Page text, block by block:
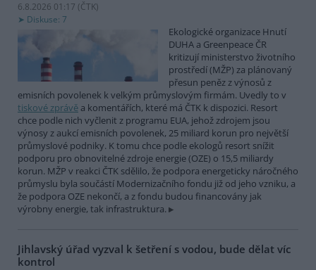
6.8.2026 01:17 (ČTK)
Diskuse: 7
Ekologické organizace Hnutí
DUHA a Greenpeace ČR
kritizují ministerstvo životního
prostředí (MŽP) za plánovaný
přesun peněz z výnosů z
emisních povolenek k velkým průmyslovým firmám. Uvedly to v
tiskové zprávě a komentářích, které má ČTK k dispozici. Resort
chce podle nich vyčlenit z programu EUA, jehož zdrojem jsou
výnosy z aukcí emisních povolenek, 25 miliard korun pro největší
průmyslové podniky. K tomu chce podle ekologů resort snížit
podporu pro obnovitelné zdroje energie (OZE) o 15,5 miliardy
korun. MŽP v reakci ČTK sdělilo, že podpora energeticky náročného
průmyslu byla součástí Modernizačního fondu již od jeho vzniku, a
že podpora OZE nekončí, a z fondu budou financovány jak
výrobny energie, tak infrastruktura.
Jihlavský úřad vyzval k šetření s vodou, bude dělat víc
kontrol